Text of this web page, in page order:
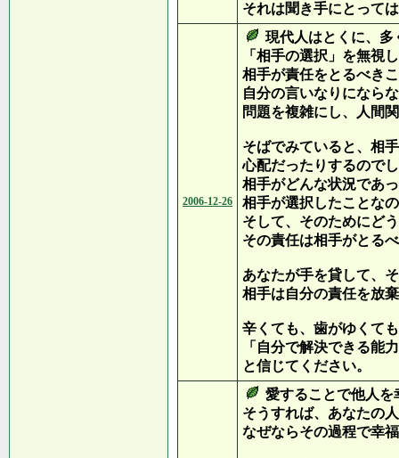
それは聞き手にとって
2006-12-26
現代人はとくに、多
「相手の選択」を無視
相手が責任をとるべき
自分の言いなりになら
問題を複雑にし、人間
そばでみていると、相
心配だったりするので
相手がどんな状況であ
相手が選択したことな
そして、そのためにど
その責任は相手がとる
あなたが手を貸して、
相手は自分の責任を放
辛くても、歯がゆくて
「自分で解決できる能
と信じてください。
愛することで他人を
そうすれば、あなたの
なぜならその過程で幸